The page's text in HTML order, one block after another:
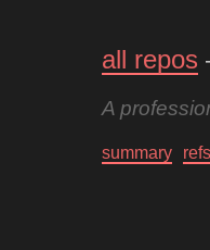
all repos
A
summary refs